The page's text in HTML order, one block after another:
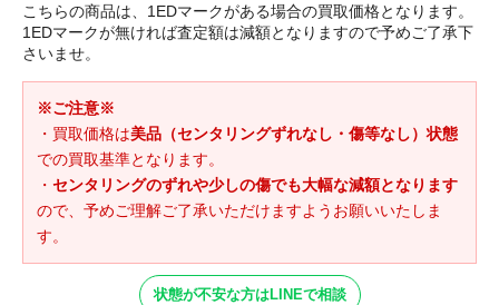
こちらの商品は、1EDマークがある場合の買取価格となります。
1EDマークが無ければ査定額は減額となりますので予めご了承下
さいませ。
※ご注意※
・買取価格は美品（センタリングずれなし・傷等なし）状態
での買取基準となります。
・ センタリングのずれや少しの傷でも大幅な減額となります
ので、予めご理解ご了承いただけますようお願いいたしま
す。
状態が不安な方はLINEで相談